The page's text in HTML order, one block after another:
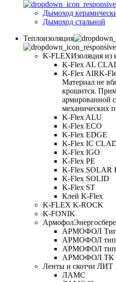
Дымоход
Дымоход стальной
Теплоизоляция
K-FLEXИзоляция из
K-Flex AL
K-Flex AIRK-
Материал не
крошится.
армированной
механических
K-Flex ALU
K-Flex ECO
K-Flex EDGE
K-Flex IC
K-Flex IGO
K-Flex PE
K-Flex SOLAR
K-Flex SOLID
K-Flex ST
Клей K-Flex
K-FLEX K-ROCK
K-FONIK
Армофол
АРМОФОЛ
АРМОФОЛ
АРМОФОЛ тип
АРМОФОЛ ТК
Ленты и скотчи ЛИТ
ЛАМС